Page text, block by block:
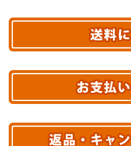
最短翌
あす着エリ
エリアやお届け
※ 配送業者による配送遅延
※ 沖縄・離島は
送
10,000円未満 全
配
クレジ